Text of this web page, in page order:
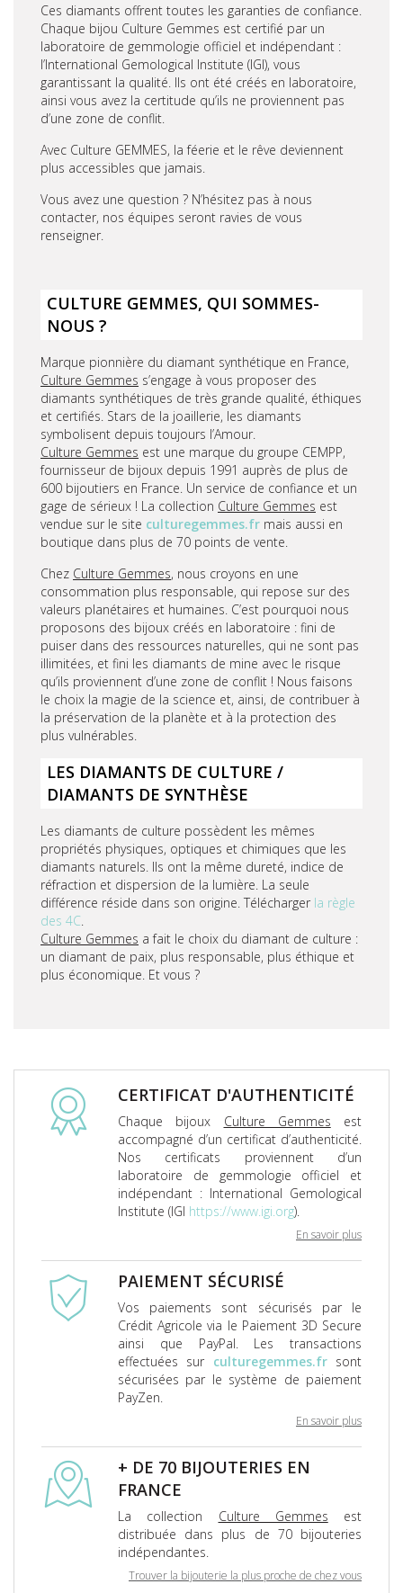
Ces diamants offrent toutes les garanties de confiance.
Chaque bijou Culture Gemmes est certifié par un
laboratoire de gemmologie officiel et indépendant :
l’International Gemological Institute (IGI), vous
garantissant la qualité. Ils ont été créés en laboratoire,
ainsi vous avez la certitude qu’ils ne proviennent pas
d’une zone de conflit.
Avec Culture GEMMES, la féerie et le rêve deviennent
plus accessibles que jamais.
Vous avez une question ? N’hésitez pas à nous
contacter, nos équipes seront ravies de vous
renseigner.
CULTURE GEMMES, QUI SOMMES-
NOUS ?
Marque pionnière du diamant synthétique en France,
Culture Gemmes s’engage à vous proposer des
diamants synthétiques de très grande qualité, éthiques
et certifiés. Stars de la joaillerie, les diamants
symbolisent depuis toujours l’Amour.
Culture Gemmes est une marque du groupe CEMPP,
fournisseur de bijoux depuis 1991 auprès de plus de
600 bijoutiers en France. Un service de confiance et un
gage de sérieux ! La collection Culture Gemmes est
vendue sur le site culturegemmes.fr mais aussi en
boutique dans plus de 70 points de vente.
Chez Culture Gemmes, nous croyons en une
consommation plus responsable, qui repose sur des
valeurs planétaires et humaines. C’est pourquoi nous
proposons des bijoux créés en laboratoire : fini de
puiser dans des ressources naturelles, qui ne sont pas
illimitées, et fini les diamants de mine avec le risque
qu’ils proviennent d’une zone de conflit ! Nous faisons
le choix la magie de la science et, ainsi, de contribuer à
la préservation de la planète et à la protection des
plus vulnérables.
LES DIAMANTS DE CULTURE /
DIAMANTS DE SYNTHÈSE
Les diamants de culture possèdent les mêmes
propriétés physiques, optiques et chimiques que les
diamants naturels. Ils ont la même dureté, indice de
réfraction et dispersion de la lumière. La seule
différence réside dans son origine. Télécharger la règle
des 4C
Culture Gemmes a fait le choix du diamant de culture :
un diamant de paix, plus responsable, plus éthique et
plus économique. Et vous ?
CERTIFICAT D'AUTHENTICITÉ
Chaque bijoux Culture Gemmes est
accompagné d’un certificat d’authenticité.
Nos certificats proviennent d’un
laboratoire de gemmologie officiel et
indépendant : International Gemological
Institute (IGI https://www.igi.org).
En savoir plus
PAIEMENT SÉCURISÉ
Vos paiements sont sécurisés par le
Crédit Agricole via le Paiement 3D Secure
ainsi que PayPal. Les transactions
effectuées sur culturegemmes.frsont
sécurisées par le système de paiement
PayZen.
En savoir plus
+ DE 70 BIJOUTERIES EN
FRANCE
La collection Culture Gemmes est
distribuée dans plus de 70 bijouteries
indépendantes.
Trouver la bijouterie la plus proche de chez vous